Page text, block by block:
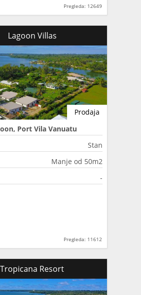
Pregleda: 12649
Lagoon Villas
Prodaja
Port Vila Vanuatu
Stan
Manje od 50m2
-
Pregleda: 11612
Tropicana Resort